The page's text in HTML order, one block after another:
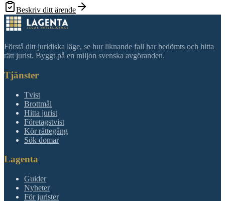
Beskriv ditt ärende
Förstå ditt juridiska läge, se hur liknande fall har bedömts och hitta
rätt jurist. Byggt på en miljon svenska avgöranden.
Tjänster
Tvist
Brottmål
Hitta jurist
Företagstvist
Kör rättegång
Sök domar
Lagenta
Guider
Nyheter
För jurister